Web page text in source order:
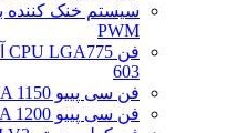
PWM
603
فن سی پییو INTEL LGA 1150
فن سی پییو INTEL LGA 1200